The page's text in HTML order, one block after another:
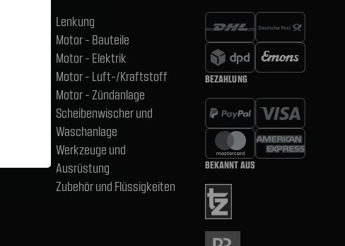
Lenkung
Motor - Bauteile
Motor - Elektrik
Motor - Luft-/Kraftstoff
Motor - Zündanlage
Scheibenwischer und
Waschanlage
Werkzeuge und
Ausrüstung
Zubehör und Flüssigkeiten
BEZAHLUNG
BEKANNT AUS